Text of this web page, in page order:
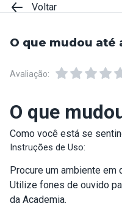
Voltar
O que mudou até
Avaliação:
O que
Como você está se
Instruções de Uso:
Procure um ambiente em
Utilize fones de ouvido
da Academia.